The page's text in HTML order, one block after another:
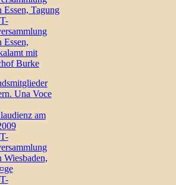
Essen, Tagung
Essen,
mit
Burke
Una Voce
am
Wiesbaden,